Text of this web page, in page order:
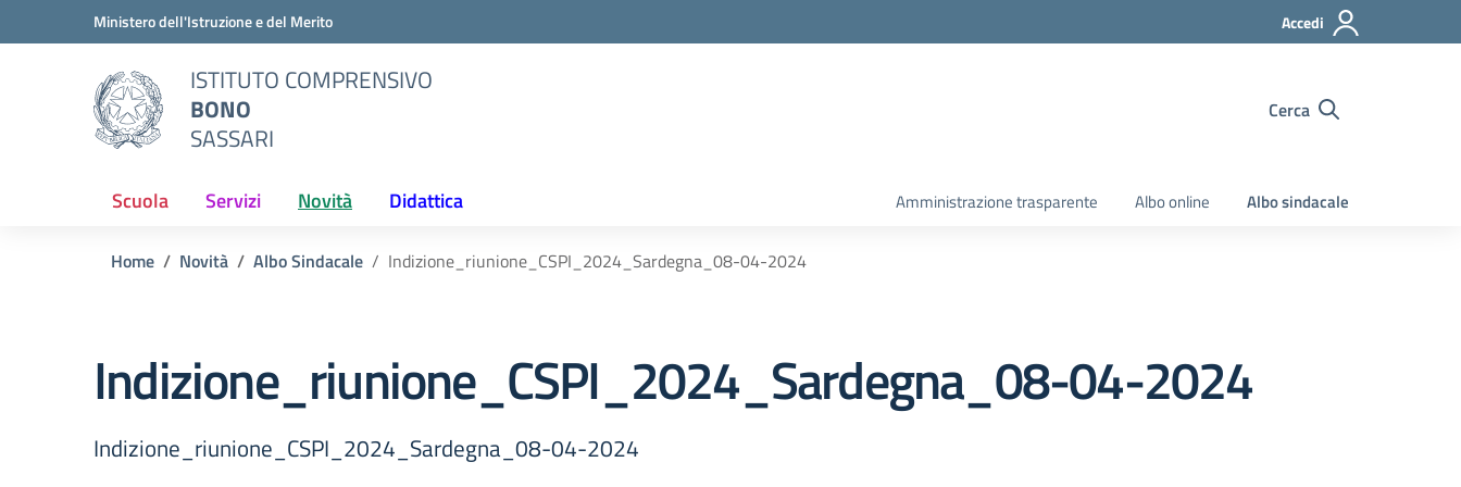
Vai ai contenuti
Vai al menu di navigazioneMinistero dell'Istruzione e del Merito Accedi
ISTITUTO COMPRENSIVO
BONO
SASSARI
Cerca
Scuola Servizi Novità Didattica Amministrazione trasparente Albo online Albo sindacale
Home Novità Albo Sindacale Indizione_riunione_CSPI_2024_Sardegna_08-04-2024
Indizione_riunione_CSPI_2024_Sardegna_08-04-2024
Indizione_riunione_CSPI_2024_Sardegna_08-04-2024